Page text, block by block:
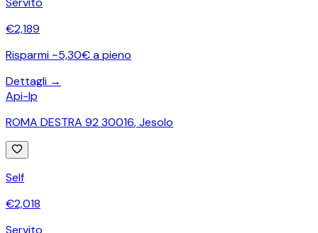
€2,189
Risparmi ~5,30€ a pieno
Dettagli →
Api-Ip
ROMA DESTRA 92 30016,Jesolo
Self
€2,018
Servito